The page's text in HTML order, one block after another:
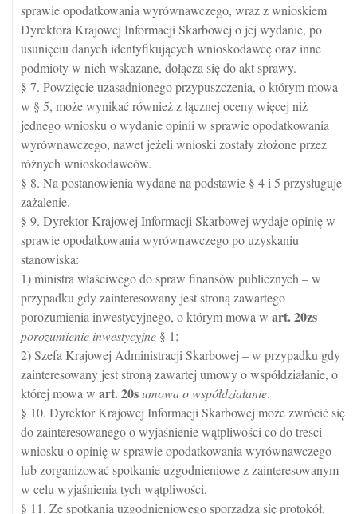
sprawie opodatkowania wyrównawczego, wraz z wnioskiem
Dyrektora Krajowej Informacji Skarbowej o jej wydanie, po
usunięciu danych identyfikujących wnioskodawcę oraz inne
podmioty w nich wskazane, dołącza się do akt sprawy.
§ 7. Powzięcie uzasadnionego przypuszczenia, o którym mowa
w § 5, może wynikać również z łącznej oceny więcej niż
jednego wniosku o wydanie opinii w sprawie opodatkowania
wyrównawczego, nawet jeżeli wnioski zostały złożone przez
różnych wnioskodawców.
§ 8. Na postanowienia wydane na podstawie § 4 i 5 przysługuje
zażalenie.
§ 9. Dyrektor Krajowej Informacji Skarbowej wydaje opinię w
sprawie opodatkowania wyrównawczego po uzyskaniu
stanowiska:
1) ministra właściwego do spraw finansów publicznych – w
przypadku gdy zainteresowany jest stroną zawartego
porozumienia inwestycyjnego, o którym mowa w art.20zs
porozumienie inwestycyjne § 1;
2) Szefa Krajowej Administracji Skarbowej – w przypadku gdy
zainteresowany jest stroną zawartej umowy o współdziałanie, o
której mowa w art.20sumowa o współdziałanie.
§ 10. Dyrektor Krajowej Informacji Skarbowej może zwrócić się
do zainteresowanego o wyjaśnienie wątpliwości co do treści
wniosku o opinię w sprawie opodatkowania wyrównawczego
lub zorganizować spotkanie uzgodnieniowe z zainteresowanym
w celu wyjaśnienia tych wątpliwości.
§ 11. Ze spotkania uzgodnieniowego sporządza się protokół.